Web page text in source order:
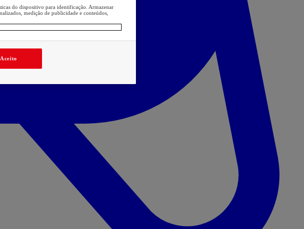
do dispositivo para identificação. Armazenar
medição de publicidade e conteúdos,
Aceito